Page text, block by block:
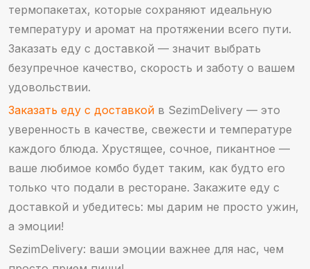
термопакетах, которые сохраняют идеальную
температуру и аромат на протяжении всего пути.
Заказать еду с доставкой — значит выбрать
безупречное качество, скорость и заботу о вашем
удовольствии.
Заказать еду с доставкой в SezimDelivery — это
уверенность в качестве, свежести и температуре
каждого блюда. Хрустящее, сочное, пикантное —
ваше любимое комбо будет таким, как будто его
только что подали в ресторане. Закажите еду с
доставкой и убедитесь: мы дарим не просто ужин,
а эмоции!
SezimDelivery: ваши эмоции важнее для нас, чем